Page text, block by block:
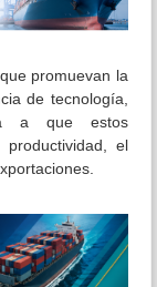
promuevan la
de tecnología,
a que estos
el